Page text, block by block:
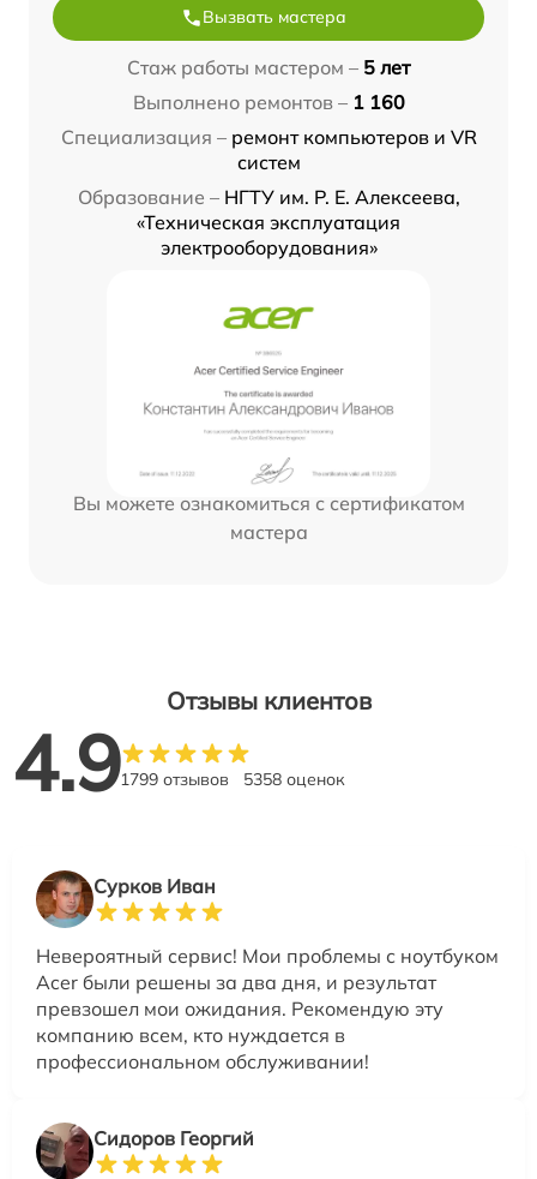
Вызвать мастера
Стаж работы мастером – 5 лет
Выполнено ремонтов – 1 160
Специализация – ремонт компьютеров и VR
систем
Образование – НГТУ им. Р. Е. Алексеева,
«Техническая эксплуатация
электрооборудования»
Вы можете ознакомиться с сертификатом
мастера
Отзывы клиентов
4.91799 отзывов 5358 оценок
Сурков Иван
Невероятный сервис! Мои проблемы с ноутбуком
Acer были решены за два дня, и результат
превзошел мои ожидания. Рекомендую эту
компанию всем, кто нуждается в
профессиональном обслуживании!
Сидоров Георгий